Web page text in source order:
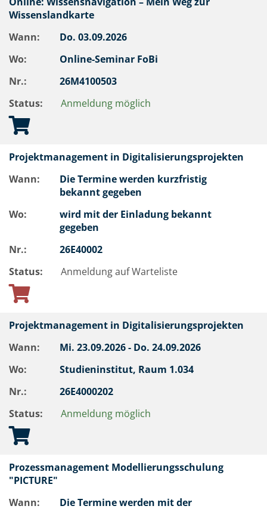
Wissenslandkarte
Wann:
Do. 03.09.2026
Wo:
Online-Seminar FoBi
Nr.:
26M4100503
Status:
Anmeldung möglich
Projektmanagement in Digitalisierungsprojekten
Wann:
Die Termine werden kurzfristig
bekannt gegeben
Wo:
wird mit der Einladung bekannt
gegeben
Nr.:
26E40002
Status:
Anmeldung auf Warteliste
Projektmanagement in Digitalisierungsprojekten
Wann:
Mi. 23.09.2026 - Do. 24.09.2026
Wo:
Studieninstitut, Raum 1.034
Nr.:
26E4000202
Status:
Anmeldung möglich
Prozessmanagement Modellierungsschulung
"PICTURE"
Wann:
Die Termine werden mit der